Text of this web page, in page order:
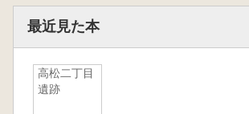
最近見た本
高松二丁目
遺跡